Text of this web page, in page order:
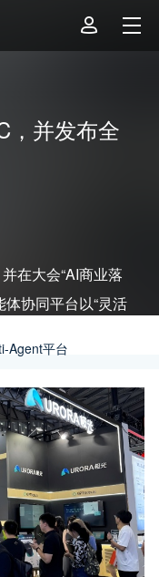
，并发布全
在大会“AI商业落
协同平台以“灵活
应用中的数据孤
Agent平台